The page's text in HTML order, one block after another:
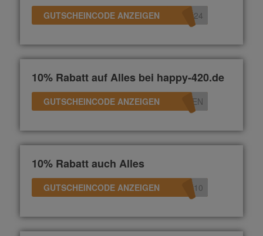
GUTSCHEINCODE ANZEIGEN s24
10% Rabatt auf Alles bei happy-420.de
GUTSCHEINCODE ANZEIGEN TEN
10% Rabatt auch Alles
GUTSCHEINCODE ANZEIGEN R10